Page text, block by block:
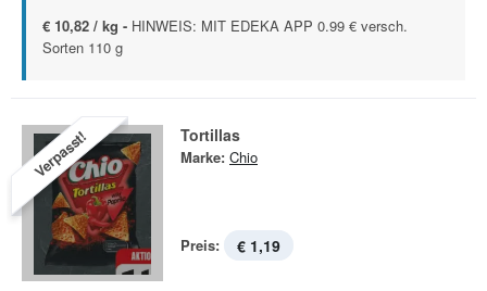
€ 10,82 / kg - HINWEIS: MIT EDEKA APP 0.99 € versch.
Sorten 110 g
Verpasst! Tortillas
Marke: Chio
Preis: € 1,19